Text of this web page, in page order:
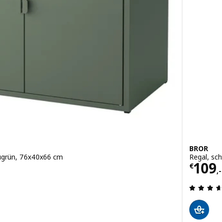
76x40x66 cm
3.6 aus 5 sterne. Bewertungen insgesamt:
BROR
Regal,
€109,-
Preis